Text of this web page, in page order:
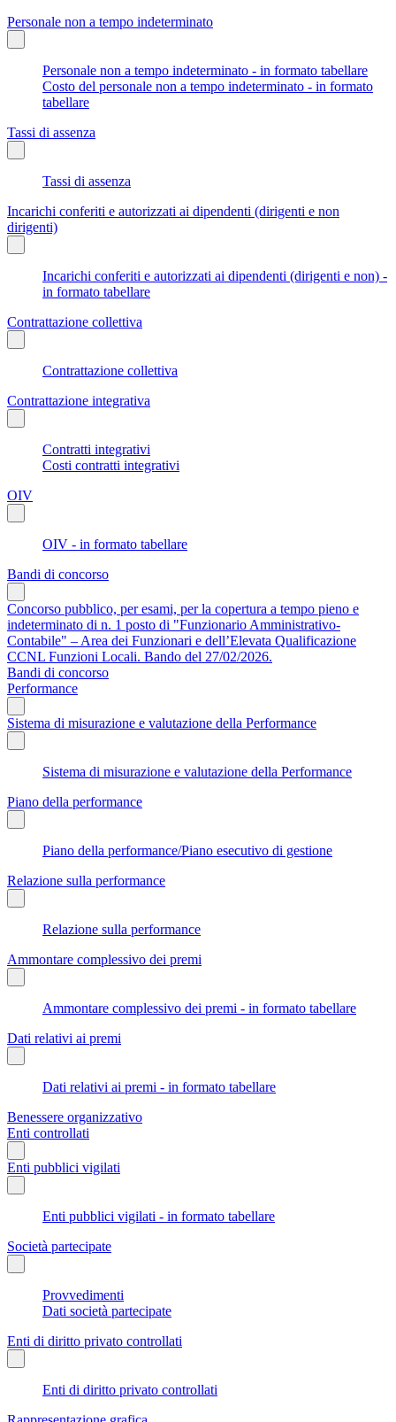
Personale non a tempo indeterminato
Personale non a tempo indeterminato - in formato tabellare
Costo del personale non a tempo indeterminato - in formato
tabellare
Tassi di assenza
Tassi di assenza
Incarichi conferiti e autorizzati ai dipendenti (dirigenti e non
dirigenti)
Incarichi conferiti e autorizzati ai dipendenti (dirigenti e non) -
in formato tabellare
Contrattazione collettiva
Contrattazione collettiva
Contrattazione integrativa
Contratti integrativi
Costi contratti integrativi
OIV
OIV - in formato tabellare
Bandi di concorso
Concorso pubblico, per esami, per la copertura a tempo pieno e
indeterminato di n. 1 posto di "Funzionario Amministrativo-
Contabile" – Area dei Funzionari e dell’Elevata Qualificazione
CCNL Funzioni Locali. Bando del 27/02/2026.
Bandi di concorso
Performance
Sistema di misurazione e valutazione della Performance
Sistema di misurazione e valutazione della Performance
Piano della performance
Piano della performance/Piano esecutivo di gestione
Relazione sulla performance
Relazione sulla performance
Ammontare complessivo dei premi
Ammontare complessivo dei premi - in formato tabellare
Dati relativi ai premi
Dati relativi ai premi - in formato tabellare
Benessere organizzativo
Enti controllati
Enti pubblici vigilati
Enti pubblici vigilati - in formato tabellare
Società partecipate
Provvedimenti
Dati società partecipate
Enti di diritto privato controllati
Enti di diritto privato controllati